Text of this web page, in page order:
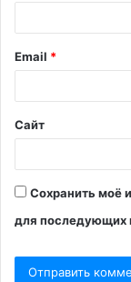
й
*
Email *
Сайт
Сохранить моё
для последующих